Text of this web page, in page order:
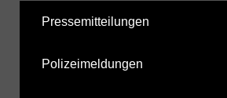
Pressemitteilungen
Polizeimeldungen